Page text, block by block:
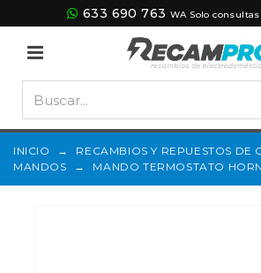
633 690 763 WA Solo
INICIO → RECAMBIOS Y REPUESTOS DE
MANDOS
→ MANDO TERMOSTATO